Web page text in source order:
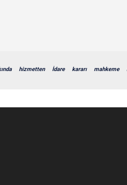
hizmetten İdare kararı mahkeme